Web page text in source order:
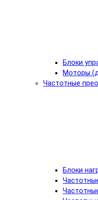
Блоки
Моторы
Частотные
Блоки